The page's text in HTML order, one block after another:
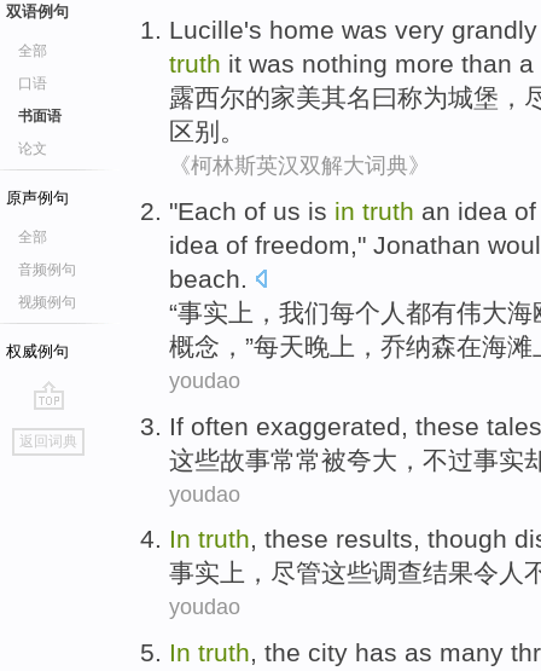
双语例句
全部
口语
书面语
论文
原声例句
全部
音频例句
视频例句
权威例句
go
top
返回词典
Lucille's home was very grandly
truth it was nothing more than a
露西尔的家美其名曰称为城堡 ，
区别。
《柯林斯英汉双解大词典》
"Each of us is in truth an idea of
idea of freedom," Jonathan
beach.
“事实上 ， 我们每个人都有伟大海
概念，”每天晚上 ， 乔纳森在海滩
youdao
If often exaggerated these tales
这些故事常常被夸大 ，不过事实
youdao
In truth, these results, though
事实上 ， 尽管这些调查结果令人
youdao
In truth, the city has as many